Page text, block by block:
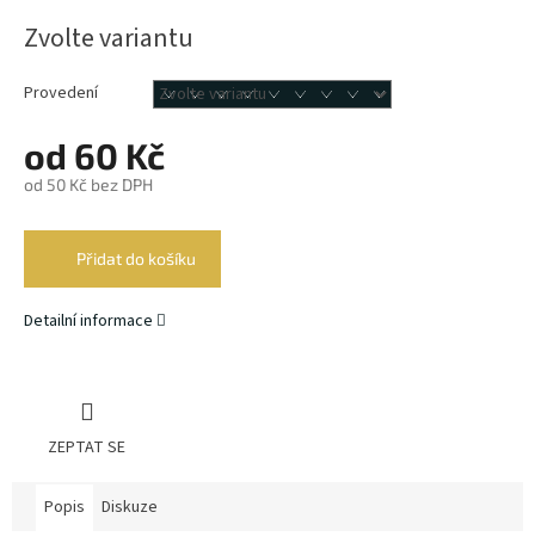
od 60 Kč
od 50 Kč bez DPH
Zvolte variantu
Provedení
Přidat do košíku
Detailní informace
ZEPTAT SE
Popis Diskuze